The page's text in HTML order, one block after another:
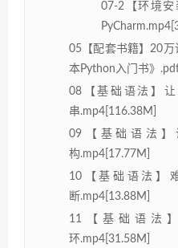
07-2【环境
05【配套书籍】20
本Python入门书》
08【基础语法】
串.mp4[116.38M]
09【基础语法】
构.mp4[17.77M]
10【基础语法】
断.mp4[13.88M]
11【基础语法
环.mp4[31.58M]